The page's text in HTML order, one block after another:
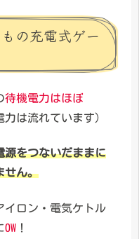
の充電式ゲー
待機電力はほぼ
は流れています）
源をつないだままに
せん。
イロン・電気ケトル
0W ！